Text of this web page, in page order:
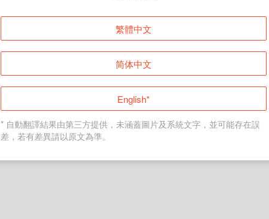
登入
返回首頁
繁體中文
简体中文
English*
* 自動翻譯結果由第三方提供，未涵蓋圖片及系統文字，並可能存在誤
差，若有差異請以原文為準。